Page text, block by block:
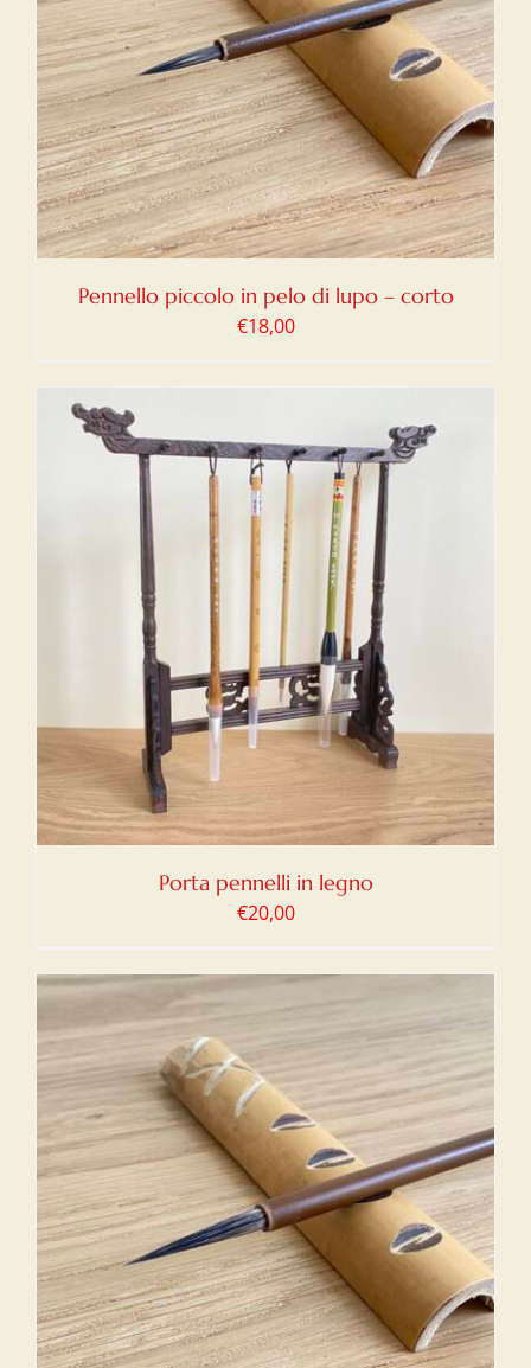
Pennello piccolo in pelo di lupo – corto
€18,00
Porta pennelli in legno
€20,00